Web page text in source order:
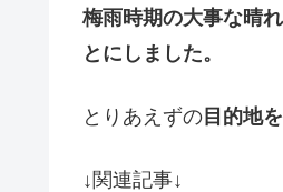
梅雨時期の大事な晴
とにしました。
とりあえずの 目的地
↓関連記事↓